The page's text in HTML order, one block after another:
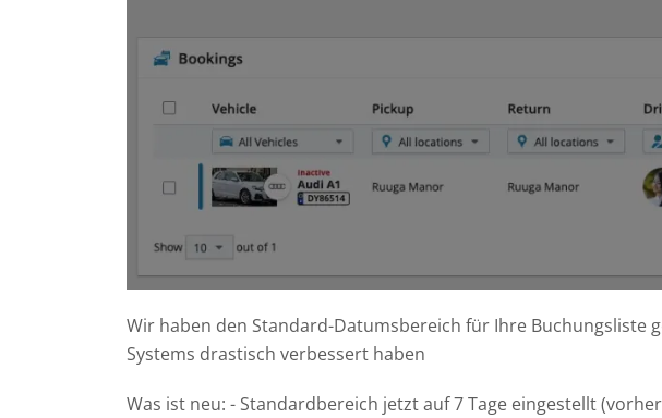
Bike-Sharing
Firmen-Fahrräder mit Zahlenschlössern
Öffentliches CarSharing
Alle ansehen
Wir haben den Standard-Datumsbereich für Ihre Buchungsliste
Systems drastisch verbessert haben
Was ist neu: - Standardbereich jetzt auf 7 Tage eingestellt